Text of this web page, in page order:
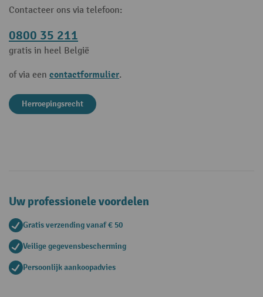
Contacteer ons via telefoon:
0800 35 211
gratis in heel België
of via een contactformulier.
Herroepingsrecht
Uw professionele voordelen
Gratis verzending vanaf € 50
Veilige gegevensbescherming
Persoonlijk aankoopadvies